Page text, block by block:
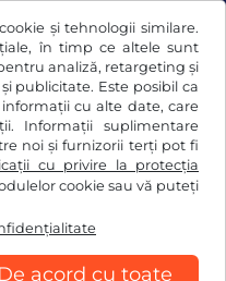
și tehnologii similare.
în timp ce altele sunt
analiză, retargeting și
publicitate. Este posibil ca
cu alte date, care
Informații suplimentare
noi și furnizorii terți pot fi
cu privire la protecția
cookie sau vă puteți
De acord cu toate
de retragere
cookie